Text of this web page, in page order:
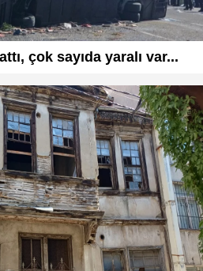
çok sayıda yaralı var...